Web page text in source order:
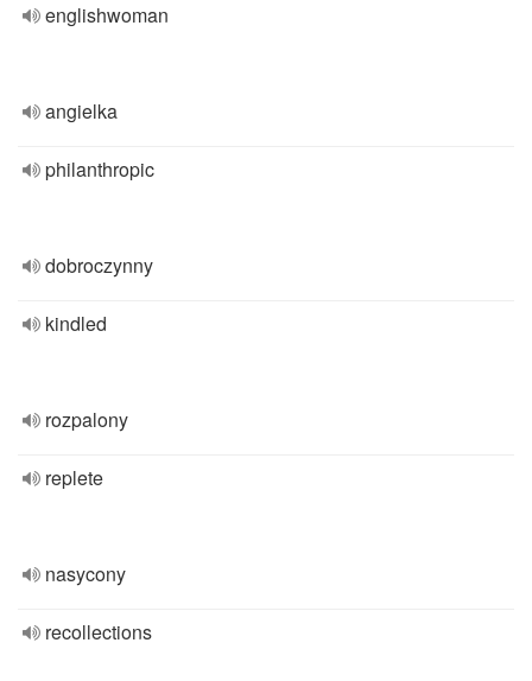
englishwoman
angielka
philanthropic
dobroczynny
kindled
rozpalony
replete
nasycony
recollections